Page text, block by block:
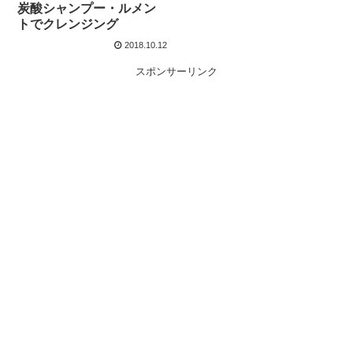
炭酸シャンプー・ルメン
トでクレンジング
2018.10.12
スポンサーリンク